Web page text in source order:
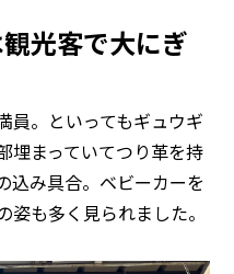
光客で大にぎ
員。といってもギュウギ
埋まっていてつり革を持
込み具合。ベビーカーを
も多く見られました。